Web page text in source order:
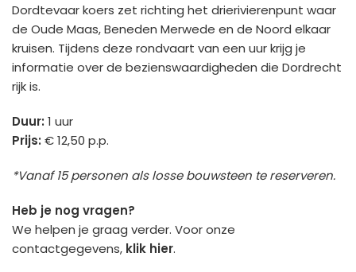
Dordtevaar koers zet richting het drierivierenpunt waar
de Oude Maas, Beneden Merwede en de Noord elkaar
kruisen. Tijdens deze rondvaart van een uur krijg je
informatie over de bezienswaardigheden die Dordrecht
rijk is.
Duur: 1 uur
Prijs: € 12,50 p.p.
*Vanaf 15 personen als losse bouwsteen te reserveren.
Heb je nog vragen?
We helpen je graag verder. Voor onze
contactgegevens, klik hier.